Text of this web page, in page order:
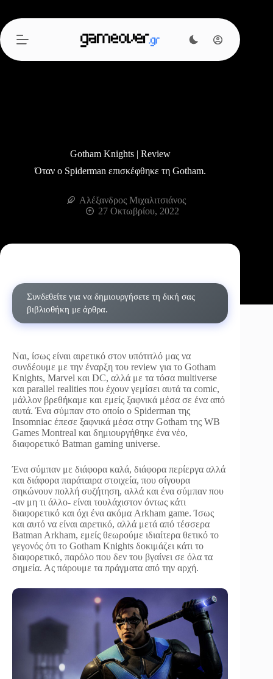
περιεχόμενο
Gotham Knights | Review
Όταν ο Spiderman επισκέφθηκε τη Gotham.
Αλέξανδρος Μιχαλιτσιάνος
27 Οκτωβρίου, 2022
Συνδεθείτε για να δημιουργήσετε τη δική σας
βιβλιοθήκη με άρθρα.
Ναι, ίσως είναι αιρετικό στον υπότιτλό μας να
συνδέουμε με την έναρξη του review για το Gotham
Knights, Marvel και DC, αλλά με τα τόσα multiverse
και parallel realities που έχουν γεμίσει αυτά τα comic,
μάλλον βρεθήκαμε και εμείς ξαφνικά μέσα σε ένα από
αυτά. Ένα σύμπαν στο οποίο ο Spiderman της
Insomniac έπεσε ξαφνικά μέσα στην Gotham της WB
Games Montreal και δημιουργήθηκε ένα νέο,
διαφορετικό Batman gaming universe.
Ένα σύμπαν με διάφορα καλά, διάφορα περίεργα αλλά
και διάφορα παράταιρα στοιχεία, που σίγουρα
σηκώνουν πολλή συζήτηση, αλλά και ένα σύμπαν που
-αν μη τι άλλο- είναι τουλάχιστον όντως κάτι
διαφορετικό και όχι ένα ακόμα Arkham game. Ίσως
και αυτό να είναι αιρετικό, αλλά μετά από τέσσερα
Batman Arkham, εμείς θεωρούμε ιδιαίτερα θετικό το
γεγονός ότι το Gotham Knights δοκιμάζει κάτι το
διαφορετικό, παρόλο που δεν του βγαίνει σε όλα τα
σημεία. Ας πάρουμε τα πράγματα από την αρχή.